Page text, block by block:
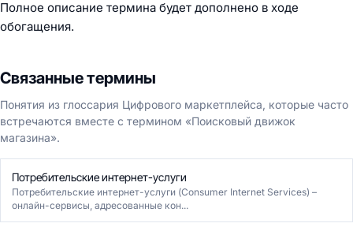
Полное описание термина будет дополнено в ходе
обогащения.
Связанные термины
Понятия из глоссария Цифрового маркетплейса, которые часто
встречаются вместе с термином «Поисковый движок
магазина».
Потребительские интернет-услуги
Потребительские интернет-услуги (Consumer Internet Services) –
онлайн-сервисы, адресованные кон...